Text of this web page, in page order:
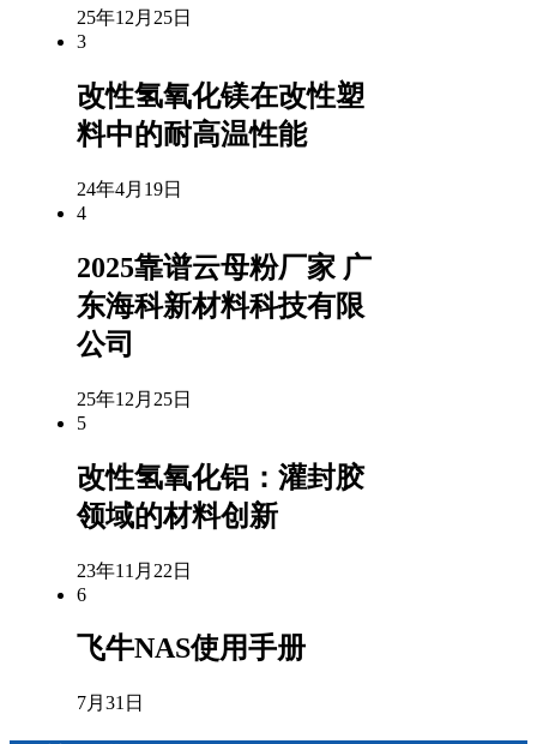
25年12月25日
3
改性氢氧化镁在改性塑
料中的耐高温性能
24年4月19日
4
2025靠谱云母粉厂家 广
东海科新材料科技有限
公司
25年12月25日
5
改性氢氧化铝：灌封胶
领域的材料创新
23年11月22日
6
飞牛NAS使用手册
7月31日